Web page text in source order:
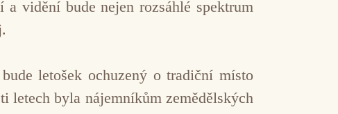
vidění bude nejen rozsáhlé spektrum
letošek ochuzený o tradiční místo
letech byla nájemníkům zemědělských